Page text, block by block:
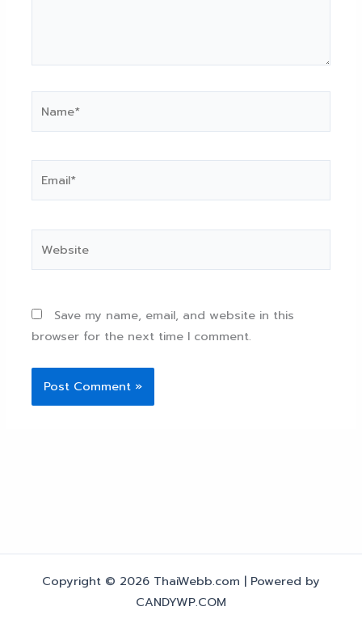
Save my name, email, and website in this
browser for the next time I comment.
Copyright © 2026 ThaiWebb.com | Powered by
CANDYWP.COM